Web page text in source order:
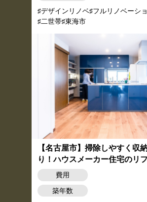
デザインリノベ フルリノベーシ
二世帯 東海市
【名古屋市】掃除しやすく収
り！ハウスメーカー住宅のリ
費用
築年数